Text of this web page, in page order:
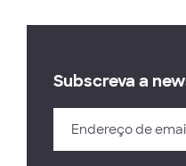
Subscreva a